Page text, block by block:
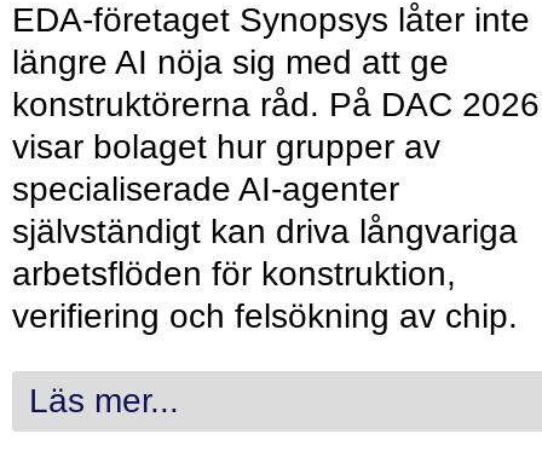
EDA-företaget Synopsys låter inte
längre AI nöja sig med att ge
konstruktörerna råd. På DAC 2026
visar bolaget hur grupper av
specialiserade AI-agenter
självständigt kan driva långvariga
arbetsflöden för konstruktion,
verifiering och felsökning av chip.
Läs mer...